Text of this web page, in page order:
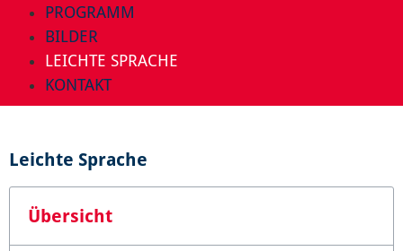
PROGRAMM
BILDER
LEICHTE SPRACHE
KONTAKT
Leichte Sprache
Übersicht